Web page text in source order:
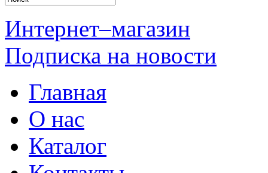
Интернет–магазин
Подписка на новости
Главная
О нас
Каталог